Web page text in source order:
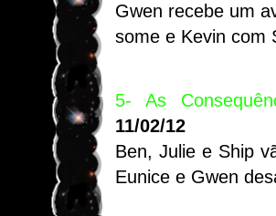
Gwen recebe um
some e Kevin com
5- As
11/02/12
Ben, Julie e Ship
Eunice e Gwen